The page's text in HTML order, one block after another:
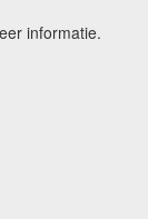
informatie.